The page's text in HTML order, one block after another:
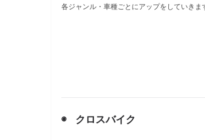
各ジャンル・車種ごとにアップをしていきま
◉ クロスバイク